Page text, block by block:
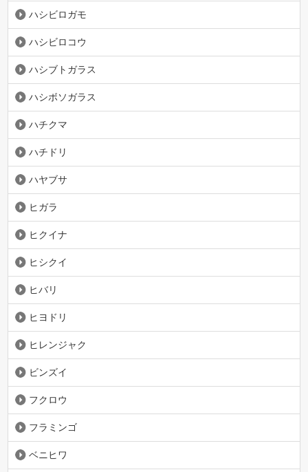
ハシビロガモ
ハシビロコウ
ハシブトガラス
ハシボソガラス
ハチクマ
ハチドリ
ハヤブサ
ヒガラ
ヒクイナ
ヒシクイ
ヒバリ
ヒヨドリ
ヒレンジャク
ビンズイ
フクロウ
フラミンゴ
ベニヒワ